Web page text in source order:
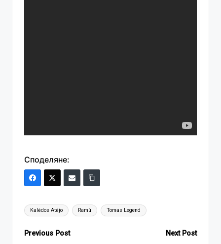
Споделяне:
Tags:
Kalėdos Atėjo Ramù Tomas Legend
Post
Previous Post Next Post